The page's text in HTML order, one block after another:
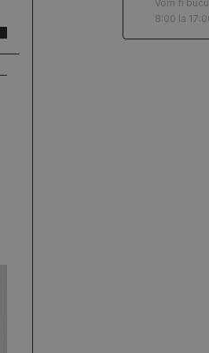
Vom fi
8:00 la